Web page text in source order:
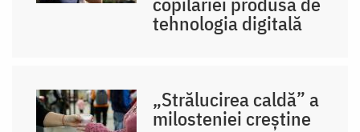
tehnologia digitală
„Strălucirea caldă” a
milosteniei creștine